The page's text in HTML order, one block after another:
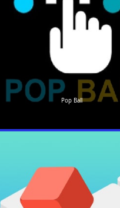
Pop Ball